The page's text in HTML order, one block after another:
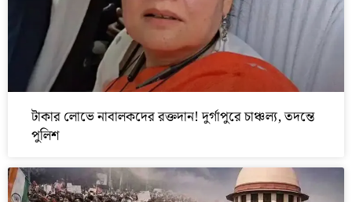
টাকার লোভে নাবালকদের রক্তদান! দুর্গাপুরে চাঞ্চল্য, তদন্তে
পুলিশ